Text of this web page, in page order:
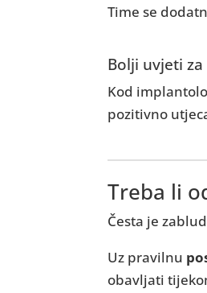
Time se
Bolji uvjeti
Kod
pozitivno
Treba li
Česta je
Uz pravilnu
obavljati